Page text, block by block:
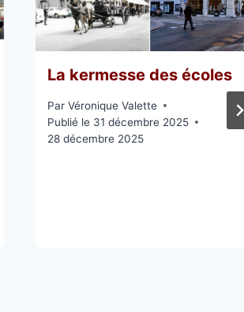
La kermesse des écoles
Par Véronique Valette
Publié le 31 décembre 2025
28 décembre 2025